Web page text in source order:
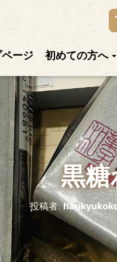
経の乱れまでご相談下さい。
ージ 初めての方へ
黒糖
投稿者: